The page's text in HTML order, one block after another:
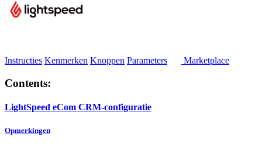
Instructies Kenmerken Knoppen Parameters Marketplace
Contents:
LightSpeed eCom CRM-configuratie
Opmerkingen